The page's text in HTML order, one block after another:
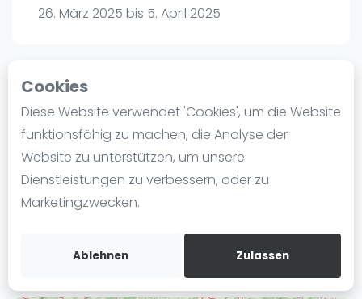
Cookies
Diese Website verwendet 'Cookies', um die Website
funktionsfähig zu machen, die Analyse der
Website zu unterstützen, um unsere
Dienstleistungen zu verbessern, oder zu
Marketingzwecken.
Ablehnen Zulassen
Frauen
Blog
Die Geschichte von Padel
Regeln und Punktzählung
Padel Schläge
Video
26. März 2025 bis 5. April 2025
Playtomic
Padel2leon | Kenzingen
Breitenfeldstraße 51
79341Kenzingen
Routebeschrijving